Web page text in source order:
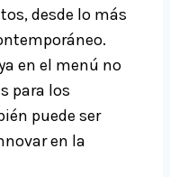
desde lo más
en el menú no
para los
puede ser
en la